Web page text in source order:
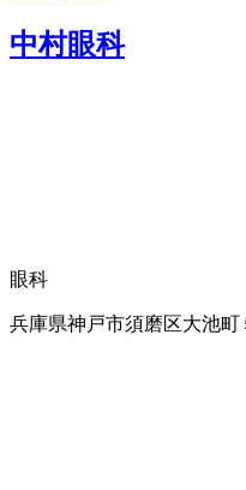
中村眼科
眼科
兵庫県神戸市須磨区大池町